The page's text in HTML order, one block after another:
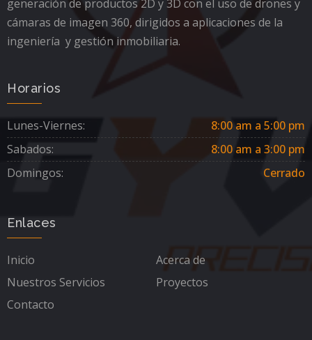
generación de productos 2D y 3D con el uso de drones y
cámaras de imagen 360, dirigidos a aplicaciones de la
ingeniería y gestión inmobiliaria.
Horarios
Lunes-Viernes:
8:00 am a 5:00 pm
Sabados:
8:00 am a 3:00 pm
Domingos:
Cerrado
Enlaces
Inicio
Acerca de
Nuestros Servicios
Proyectos
Contacto